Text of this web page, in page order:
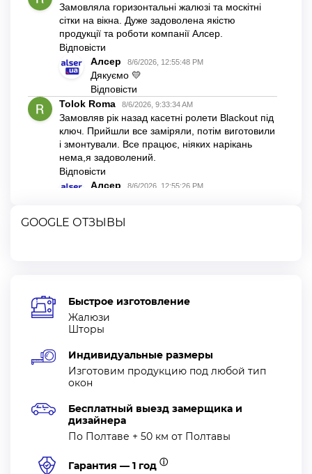
GOOGLE ОТЗЫВЫ
Быстрое изготовление
Жалюзи
Шторы
Индивидуальные размеры
Изготовим продукцию под любой тип
окон
Бесплатный выезд замерщика и
дизайнера
По Полтаве + 50 км от Полтавы
Гарантия — 1 год ⓘ